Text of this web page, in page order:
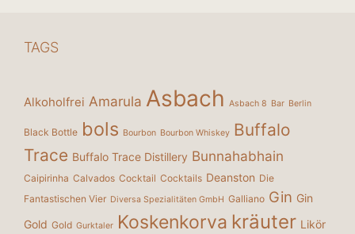
TAGS
Alkoholfrei Amarula Asbach Asbach 8 Bar Berlin
Black Bottle bols Bourbon Bourbon Whiskey Buffalo
Trace Buffalo Trace Distillery Bunnahabhain
Caipirinha Calvados Cocktail Cocktails Deanston Die
Fantastischen Vier Diversa Spezialitäten GmbH Galliano Gin Gin
Gold Gold Gurktaler Koskenkorva kräuter Likör